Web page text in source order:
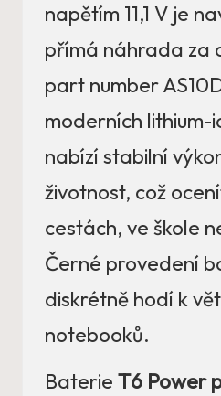
napětím 11,1 V je
přímá náhrada za
part number
moderních lithium-
nabízí stabilní
životnost, což
cestách, ve škole
Černé provedení
diskrétně hodí k
notebooků.
Baterie T6 Power